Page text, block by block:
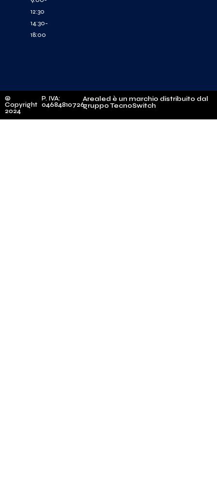
12:30
14:30-
18:00
©
Copyright
2024
P. IVA:
04684810726
Arealed è un marchio distribuito dal
gruppo TecnoSwitch